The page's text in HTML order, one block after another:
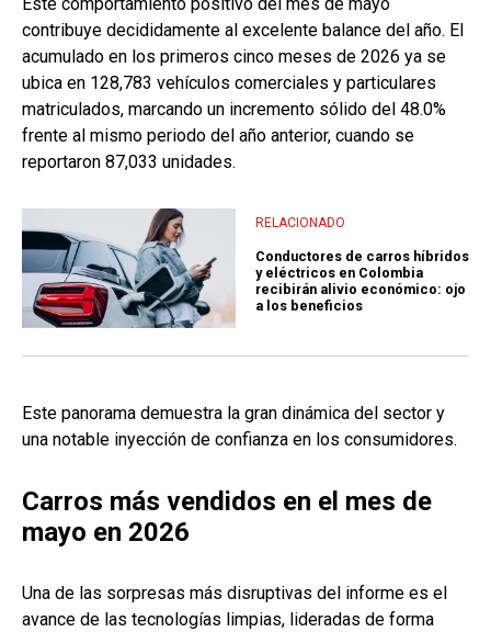
contribuye decididamente al excelente balance del año. El
acumulado en los primeros cinco meses de 2026 ya se
ubica en 128,783 vehículos comerciales y particulares
matriculados, marcando un incremento sólido del 48.0%
frente al mismo periodo del año anterior, cuando se
reportaron 87,033 unidades.
RELACIONADO
Conductores de carros híbridos
y eléctricos en Colombia
recibirán alivio económico: ojo
a los beneficios
Este panorama demuestra la gran dinámica del sector y
una notable inyección de confianza en los consumidores.
Carros más vendidos en el mes de
mayo en 2026
Una de las sorpresas más disruptivas del informe es el
avance de las tecnologías limpias, lideradas de forma